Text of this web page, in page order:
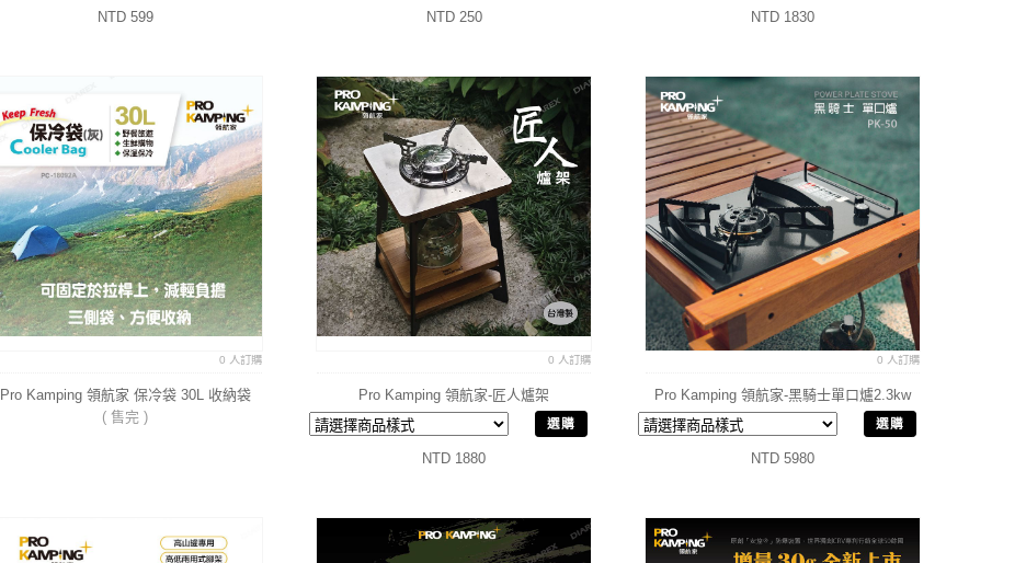
NTD 599 NTD 250 NTD 1830
0 人訂購
Pro Kamping 領航家 保冷袋 30L 收納袋
( 售完 )
0 人訂購
Pro Kamping 領航家-匠人爐架
選購
NTD 1880
0 人訂購
Pro Kamping 領航家-黑騎士單口爐2.3kw
高山爐 IGT爐 瓦斯爐
選購
NTD 5980